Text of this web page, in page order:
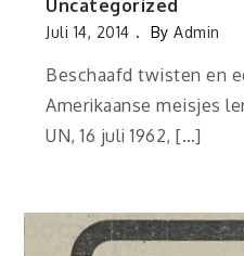
Uncategorized
Juli 14, 2014 ByAdmin
Beschaafd twisten en
Amerikaanse meisjes
UN, 16 juli 1962, […]